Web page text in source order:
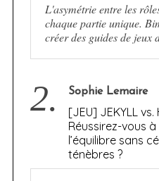
L'asymétrie entre les
chaque partie unique.
créer des guides de jeux
2. Sophie Lemaire
[JEU] JEKYLL vs.
Réussirez-vous
l’équilibre sans
ténèbres ?